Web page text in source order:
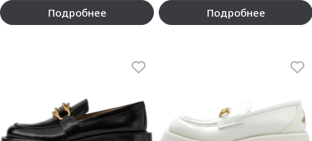
Подробнее Подробнее